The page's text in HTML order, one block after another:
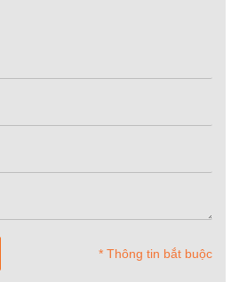
* Thông tin bắt buộc